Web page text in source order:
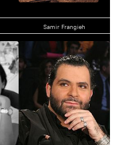
Samir Frangieh